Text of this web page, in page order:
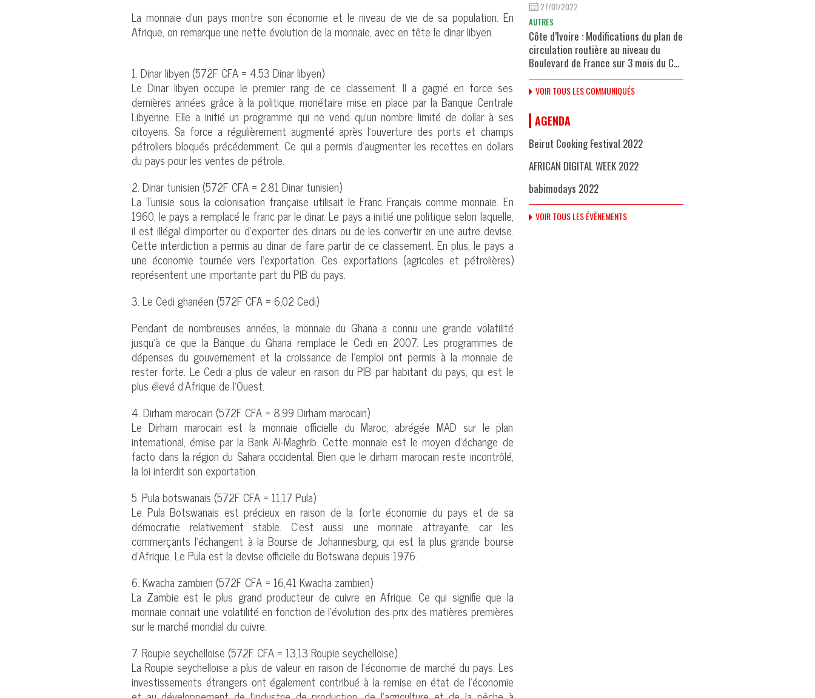
La monnaie d’un pays montre son économie et le niveau de vie de sa population. En
Afrique, on remarque une nette évolution de la monnaie, avec en tête le dinar libyen.
1. Dinar libyen (572F CFA = 4.53 Dinar libyen)
Le Dinar libyen occupe le premier rang de ce classement. Il a gagné en force ses
dernières années grâce à la politique monétaire mise en place par la Banque Centrale
Libyenne. Elle a initié un programme qui ne vend qu’un nombre limité de dollar à ses
citoyens. Sa force a régulièrement augmenté après l’ouverture des ports et champs
pétroliers bloqués précédemment. Ce qui a permis d’augmenter les recettes en dollars
du pays pour les ventes de pétrole.
2. Dinar tunisien (572F CFA = 2.81 Dinar tunisien)
La Tunisie sous la colonisation française utilisait le Franc Français comme monnaie. En
1960, le pays a remplacé le franc par le dinar. Le pays a initié une politique selon laquelle,
il est illégal d’importer ou d’exporter des dinars ou de les convertir en une autre devise.
Cette interdiction a permis au dinar de faire partir de ce classement. En plus, le pays a
une économie tournée vers l’exportation. Ces exportations (agricoles et pétrolières)
représentent une importante part du PIB du pays.
3. Le Cedi ghanéen (572F CFA = 6,02 Cedi)
Pendant de nombreuses années, la monnaie du Ghana a connu une grande volatilité
jusqu’à ce que la Banque du Ghana remplace le Cedi en 2007. Les programmes de
dépenses du gouvernement et la croissance de l’emploi ont permis à la monnaie de
rester forte. Le Cedi a plus de valeur en raison du PIB par habitant du pays, qui est le
plus élevé d’Afrique de l’Ouest.
4. Dirham marocain (572F CFA = 8,99 Dirham marocain)
Le Dirham marocain est la monnaie officielle du Maroc, abrégée MAD sur le plan
international, émise par la Bank Al-Maghrib. Cette monnaie est le moyen d’échange de
facto dans la région du Sahara occidental. Bien que le dirham marocain reste incontrôlé,
la loi interdit son exportation.
5. Pula botswanais (572F CFA = 11,17 Pula)
Le Pula Botswanais est précieux en raison de la forte économie du pays et de sa
démocratie relativement stable. C’est aussi une monnaie attrayante, car les
commerçants l’échangent à la Bourse de Johannesburg, qui est la plus grande bourse
d’Afrique. Le Pula est la devise officielle du Botswana depuis 1976.
6. Kwacha zambien (572F CFA = 16,41 Kwacha zambien)
La Zambie est le plus grand producteur de cuivre en Afrique. Ce qui signifie que la
monnaie connait une volatilité en fonction de l’évolution des prix des matières premières
sur le marché mondial du cuivre.
7. Roupie seychelloise (572F CFA = 13,13 Roupie seychelloise)
La Roupie seychelloise a plus de valeur en raison de l’économie de marché du pays. Les
investissements étrangers ont également contribué à la remise en état de l’économie
27/01/2022
AUTRES
Côte d’Ivoire : Modifications du plan de
circulation routière au niveau du
Boulevard de France sur 3 mois du C...
VOIR TOUS LES COMMUNIQUÉS
AGENDA
Beirut Cooking Festival 2022
AFRICAN DIGITAL WEEK 2022
babimodays 2022
VOIR TOUS LES ÉVÈNEMENTS